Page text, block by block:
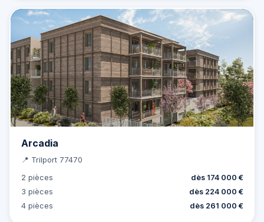
Arcadia
📍 Trilport 77470
2 pièces
dès 174 000 €
3 pièces
dès 224 000 €
4 pièces
dès 261 000 €